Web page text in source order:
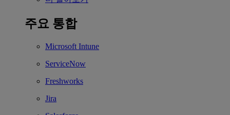
주요 통합
Microsoft Intune
ServiceNow
Freshworks
Jira